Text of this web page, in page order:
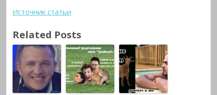
Источник статьи
Related Posts